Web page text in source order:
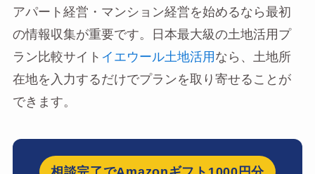
アパート経営・マンション経営を始めるなら最初
の情報収集が重要です。日本最大級の土地活用プ
ラン比較サイト イエウール土地活用 なら、土地所
在地を入力するだけでプランを取り寄せることが
できます。